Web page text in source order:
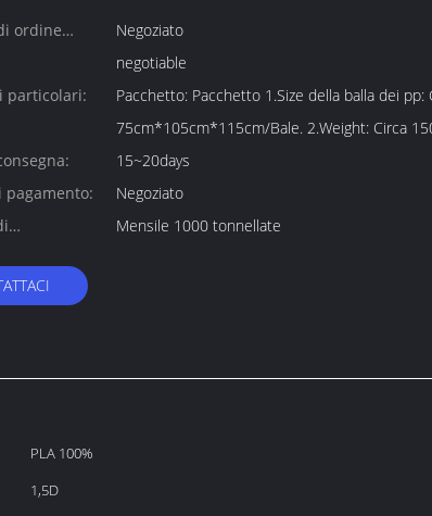
ordine
Negoziato
negotiable
particolari:
Pacchetto: Pacchetto 1.Size della balla dei pp: Circa
75cm*105cm*115cm/Bale. 2.Weight:
15~20days
Negoziato
Mensile 1000 tonnellate
PLA 100%
1,5D